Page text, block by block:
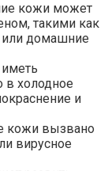
кожи может
такими как
домашние
в холодное
и
кожи вызвано
вирусное